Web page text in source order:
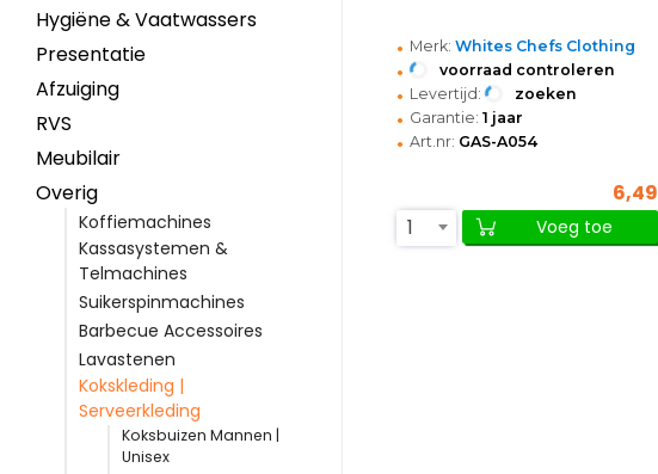
Hygiëne & Vaatwassers
Presentatie
Afzuiging
RVS
Meubilair
Overig
Koffiemachines
Kassasystemen &
Telmachines
Suikerspinmachines
Barbecue Accessoires
Lavastenen
Kokskleding |
Serveerkleding
Koksbuizen Mannen |
Unisex
• Merk: Whites Chefs Clothing
• voorraad controleren
• Levertijd: zoeken
• Garantie: 1 jaar
• Art.nr: GAS-A054
6,49
1
Voeg toe